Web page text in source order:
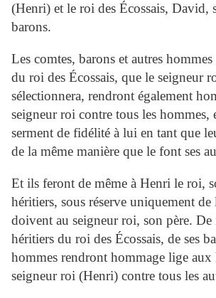
(Henri) et le roi des Écossais, David,
barons.
Les comtes, barons et autres hommes
du roi des Écossais, que le seigneur
sélectionnera, rendront également
seigneur roi contre tous les hommes,
serment de fidélité à lui en tant que
de la même manière que le font ses
Et ils feront de même à Henri le roi,
héritiers, sous réserve uniquement
doivent au seigneur roi, son père. De
héritiers du roi des Écossais, de ses
hommes rendront hommage lige aux
seigneur roi (Henri) contre tous les